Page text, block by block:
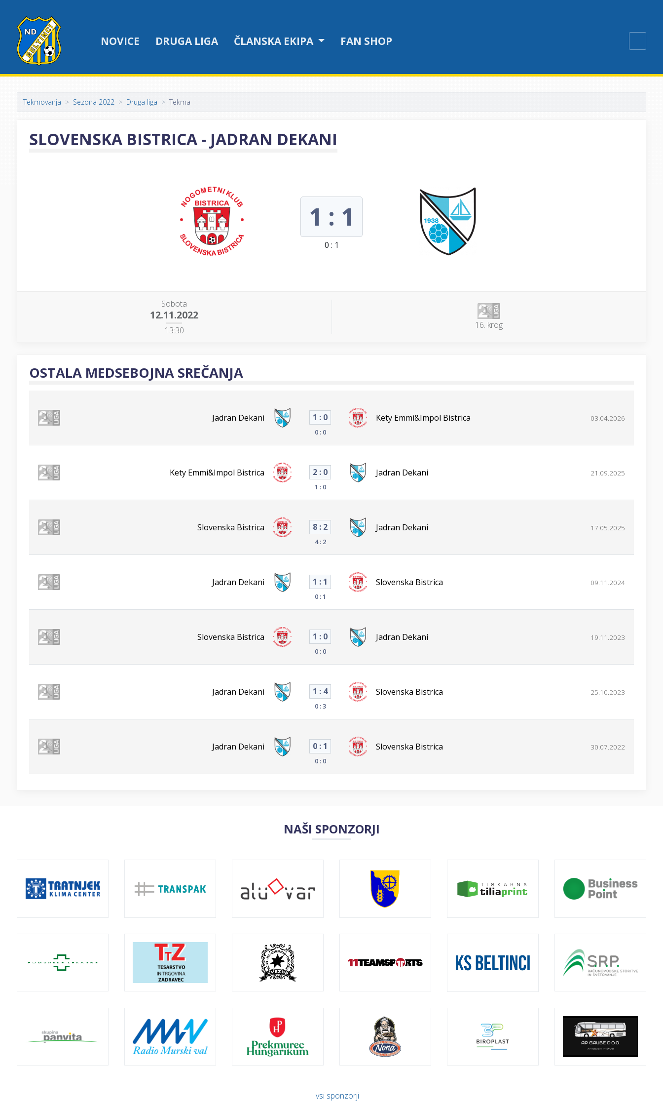
NOVICE DRUGA LIGA ČLANSKA EKIPA FAN SHOP
Tekmovanja Sezona 2022 Druga liga Tekma
SLOVENSKA BISTRICA - JADRAN DEKANI
1 : 1
0 : 1
Sobota
12.11.2022
13:30 16. krog
OSTALA MEDSEBOJNA SREČANJA
Jadran Dekani 1 : 0
0 : 0
Kety Emmi&Impol Bistrica 03.04.2026
Kety Emmi&Impol Bistrica 2 : 0
1 : 0
Jadran Dekani 21.09.2025
Slovenska Bistrica 8 : 2
4 : 2
Jadran Dekani 17.05.2025
Jadran Dekani 1 : 1
0 : 1
Slovenska Bistrica 09.11.2024
Slovenska Bistrica 1 : 0
0 : 0
Jadran Dekani 19.11.2023
Jadran Dekani 1 : 4
0 : 3
Slovenska Bistrica 25.10.2023
Jadran Dekani 0 : 1
0 : 0
Slovenska Bistrica 30.07.2022
NAŠI SPONZORJI
vsi sponzorji